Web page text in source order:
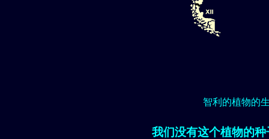
智利的植物的
我们没有这个植物的